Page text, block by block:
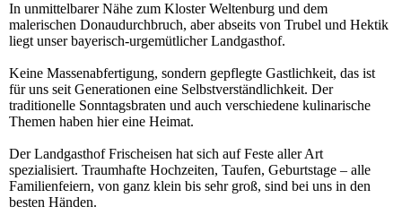
In unmittelbarer Nähe zum Kloster Weltenburg und dem
malerischen Do­nau­durch­bruch, aber abseits von Trubel und Hektik
liegt unser ba­ye­risch-­urgemütlicher Landgasthof.
Keine Massenabfertigung, sondern gepflegte Gastlichkeit, das ist
für uns seit Generationen eine Selbst­verständlichkeit. Der
traditionelle Sonn­tags­braten und auch verschiedene ku­li­narische
The­men haben hier eine Heimat.
Der Landgasthof Frischeisen hat sich auf Feste aller Art
spezialisiert. Traumhafte Hochzeiten, Tau­fen, Geburtstage – alle
Familienfeiern, von ganz klein bis sehr groß, sind bei uns in den
besten Hän­den.